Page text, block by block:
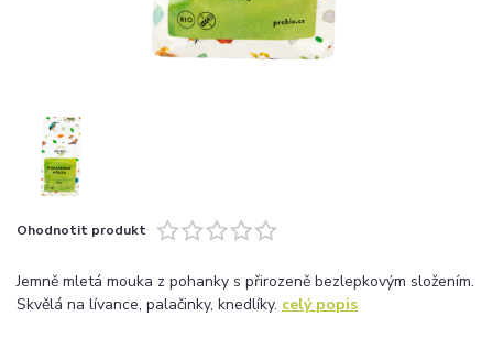
Ohodnotit produkt
Jemně mletá mouka z pohanky s přirozeně bezlepkovým složením.
Skvělá na lívance, palačinky, knedlíky. celý popis